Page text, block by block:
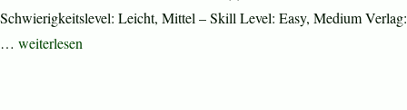
Schwierigkeitslevel: Leicht, Mittel – Skill Level: Easy, Medium Verlag:
… „Christmas Sheet Music and Carols“
weiterlesen